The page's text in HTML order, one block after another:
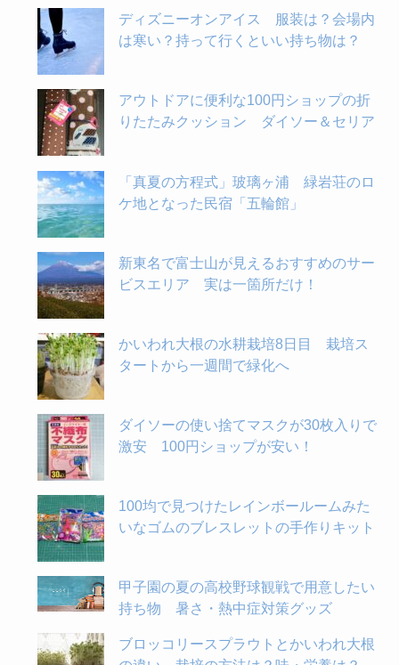
ディズニーオンアイス 服装は？会場内
は寒い？持って行くといい持ち物は？
アウトドアに便利な100円ショップの折
りたたみクッション ダイソー＆セリア
「真夏の方程式」玻璃ヶ浦 緑岩荘のロ
ケ地となった民宿「五輪館」
新東名で富士山が見えるおすすめのサー
ビスエリア 実は一箇所だけ！
かいわれ大根の水耕栽培8日目 栽培ス
タートから一週間で緑化へ
ダイソーの使い捨てマスクが30枚入りで
激安 100円ショップが安い！
100均で見つけたレインボールームみた
いなゴムのブレスレットの手作りキット
甲子園の夏の高校野球観戦で用意したい
持ち物 暑さ・熱中症対策グッズ
ブロッコリースプラウトとかいわれ大根